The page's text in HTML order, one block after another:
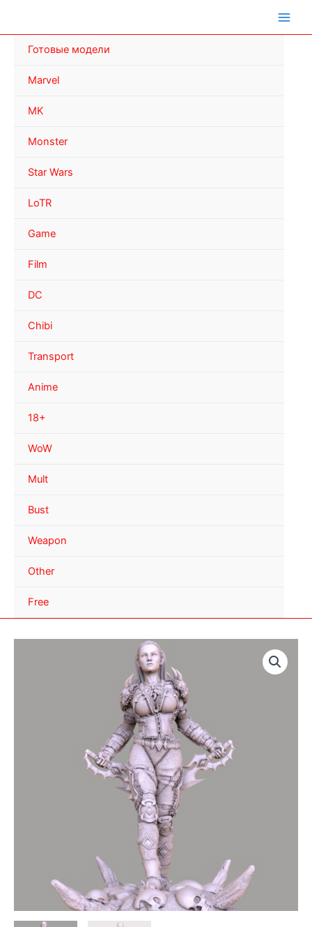
Готовые модели
Marvel
MK
Monster
Star Wars
LoTR
Game
Film
DC
Chibi
Transport
Anime
18+
WoW
Mult
Bust
Weapon
Other
Free